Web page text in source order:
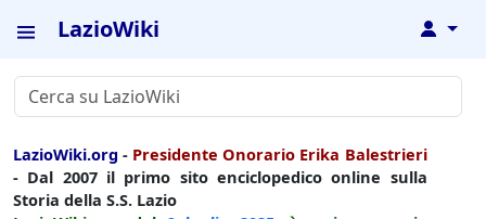
LazioWiki ↓
LazioWiki.org - Presidente Onorario Erika Balestrieri
- Dal 2007 il primo sito enciclopedico online sulla
Storia della S.S. Lazio